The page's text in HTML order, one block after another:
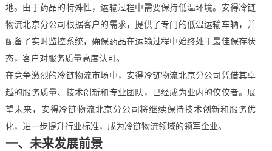
地。由于药品的特殊性，运输过程中需要保持低温环境。安得冷链
物流北京分公司根据客户的需求，提供了专门的低温运输车辆，并
配备了实时监控系统，确保药品在运输过程中始终处于最佳保存状
态，客户对服务质量高度认可。
在竞争激烈的冷链物流市场中，安得冷链物流北京分公司凭借其卓
越的服务质量、技术创新和专业团队，已经成为业内的佼佼者。展
望未来，安得冷链物流北京分公司将继续保持技术创新和服务优
化，进一步提升行业标准，成为冷链物流领域的领军企业。
一、未来发展前景